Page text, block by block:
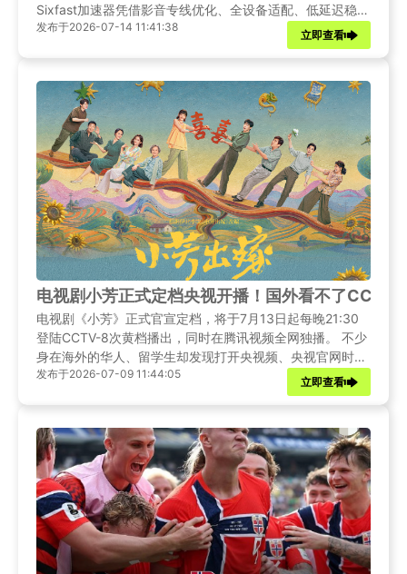
Sixfast加速器凭借影音专线优化、全设备适配、低延迟稳定
播放等优势，能轻松消除地区访问障碍，高清完整收看直播
发布于2026-07-14 11:41:38
立即查看
电视剧小芳正式定档央视开播！国外看不了
电视剧《小芳》正式官宣定档，将于7月13日起每晚21:30
登陆CCTV-8次黄档播出，同时在腾讯视频全网独播。 不少
身在海外的华人、留学生却发现打开央视频、央视官网时频
繁弹出地区限制提示，直播加载卡顿、画面黑屏，根本无法
正常收看剧集。别着急，下面为大家整理了几种实用的解决
发布于2026-07-09 11:44:05
立即查看